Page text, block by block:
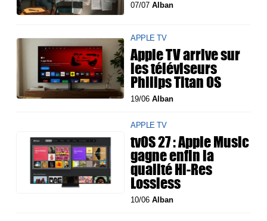
07/07Alban
APPLE TV
Apple TV arrive sur
les téléviseurs
Philips Titan OS
19/06Alban
APPLE TV
tvOS 27 : Apple Music
gagne enfin la
qualité Hi-Res
Lossless
10/06Alban